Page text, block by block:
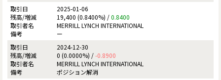
2025-01-06
19,400 (0.8400%) /0.8400
MERRILL LYNCH INTERNATIONAL
ー
2024-12-30
0 (0.0000%) /-0.8900
MERRILL LYNCH INTERNATIONAL
ポジション解消